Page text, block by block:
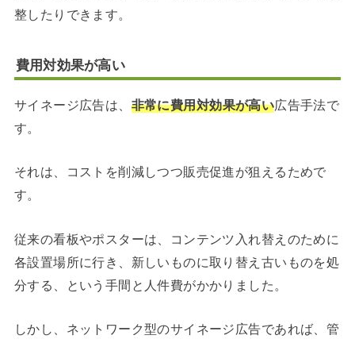
整したりできます。
費用対効果が高い
サイネージ広告は、 非常に費用対効果が高い広告手法で
す。
それは、コストを削減しつつ販売促進が狙えるためで
す。
従来の看板やポスターは、コンテンツ入れ替えのために
各設置場所に行き、新しいものに取り替え古いものを処
分する、という手間と人件費がかかりました。
しかし、ネットワーク型のサイネージ広告であれば、管